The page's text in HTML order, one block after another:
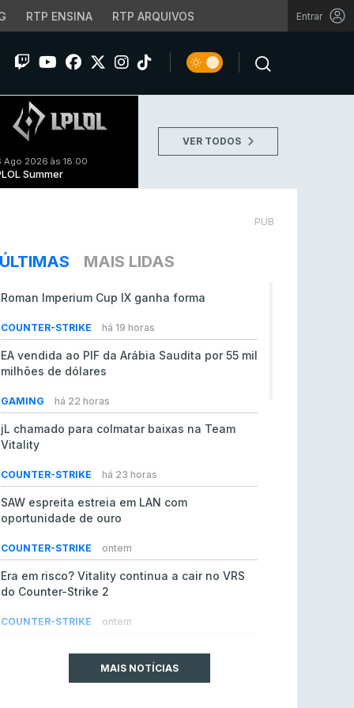
RTP ENSINA RTP ARQUIVOS Entrar
Ago 2026 às 18:00
Summer
VER TODOS
PUB
ÚLTIMAS MAIS LIDAS
Roman Imperium Cup IX ganha forma
COUNTER-STRIKE há 19 horas
EA vendida ao PIF da Arábia Saudita por 55 mil
milhões de dólares
GAMING há 22 horas
jL chamado para colmatar baixas na Team
Vitality
COUNTER-STRIKE há 23 horas
SAW espreita estreia em LAN com
oportunidade de ouro
COUNTER-STRIKE ontem
Era em risco? Vitality continua a cair no VRS
do Counter-Strike 2
COUNTER-STRIKE ontem
comunitários de League of Legends
MAIS NOTÍCIAS